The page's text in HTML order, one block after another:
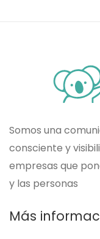
Somos una
consciente y
empresas que
y las personas
Más